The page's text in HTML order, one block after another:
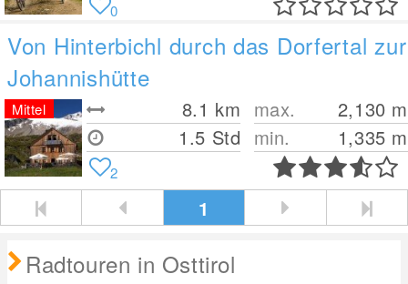
0
Von Hinterbichl durch das Dorfertal zur
Johannishütte
8.1 km
1.5 Std
max. 2,130 m
min.
1,335 m
Mittel
2
1
Radtouren in Osttirol